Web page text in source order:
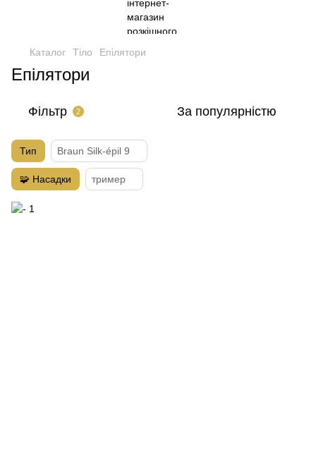
Каталог Тіло Епілятори
Епілятори
Фільтр 2 За популярністю
Тип Braun Silk-épil 9
🧩 Насадки тример